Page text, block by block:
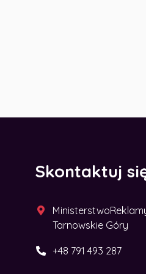
Skontaktuj
Tarnowskie Góry
+48 791 493 287